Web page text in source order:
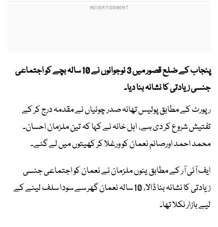
پنجاب کے ضلع قصور میں 3 نوجوانوں نے 10 سالہ بچے کو اجتماعی
جنسی زیادتی کا نشانہ بنا دیا۔
رپورٹ کے مطابق پولیس تھانہ صدر چونیاں نے مقدمہ درج کر کے
تفتیش شروع کر دی ہے، اہل خانہ نے کہا کہ تین ملزمان احسان۔
محمد احمد اورصائم نعمان کو ورغلا کر کھیتوں میں لے گئے۔
ایف آئی آر کے مطابق ینوں ملزمان نے نعمان کو اجتماعی جنسی
زیادتی کا نشانہ بنا ڈالا، 10 سالہ نعمان گھر سے سودا سلف لینے کے
لیے بازار نکلا تھا۔